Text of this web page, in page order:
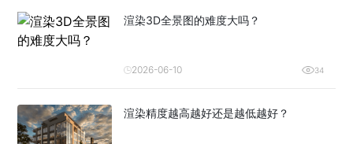
渲染3D全景图的难度大吗？
2026-06-10 34
渲染精度越高越好还是越低越好？